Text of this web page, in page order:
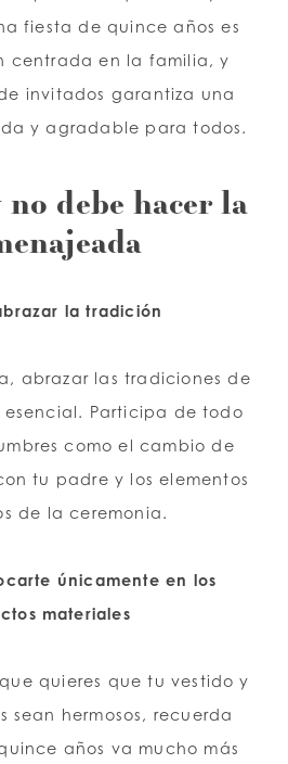
fiesta de quince años es
centrada en la familia, y
invitados garantiza una
y agradable para todos.
no debe hacer la
la tradición
abrazar las tradiciones de
Participa de todo
como el cambio de
tu padre y los elementos
de la ceremonia.
únicamente en los
materiales
quieres que tu vestido y
sean hermosos, recuerda
años va mucho más